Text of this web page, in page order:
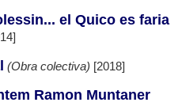
el Quico es faria
(Obra colectiva) [2018]
Ramon Muntaner